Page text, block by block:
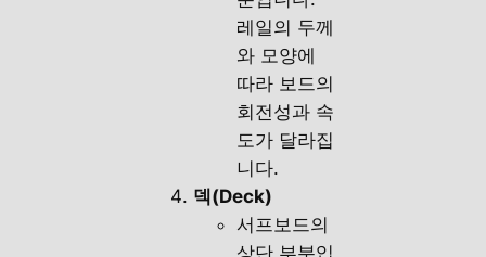
레일의 두께
와 모양에
따라 보드의
회전성과 속
도가 달라집
니다.
덱(Deck)
서프보드의